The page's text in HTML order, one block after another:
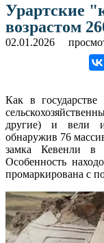
Урартские
возрастом
02.01.2026
Как в
другие) и вели
обнаружив 76
замка Кевенли в
Особенность
промаркирована с